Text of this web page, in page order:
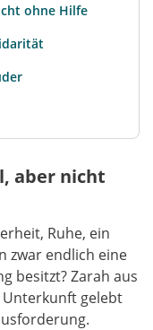
ohne Hilfe
aber nicht
Ruhe, ein
zwar endlich eine
besitzt? Zarah aus
Unterkunft gelebt